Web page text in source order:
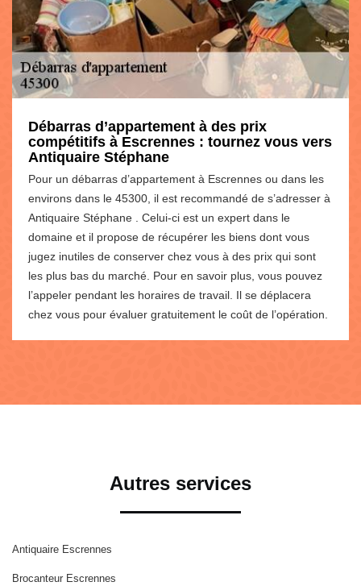
Débarras d’appartement à des prix
compétitifs à Escrennes : tournez vous vers
Antiquaire Stéphane
Pour un débarras d’appartement à Escrennes ou dans les
environs dans le 45300, il est recommandé de s’adresser à
Antiquaire Stéphane . Celui-ci est un expert dans le
domaine et il propose de récupérer les biens dont vous
jugez inutiles de conserver chez vous à des prix qui sont
les plus bas du marché. Pour en savoir plus, vous pouvez
l’appeler pendant les horaires de travail. Il se déplacera
chez vous pour évaluer gratuitement le coût de l’opération.
Autres services
Antiquaire Escrennes
Brocanteur Escrennes